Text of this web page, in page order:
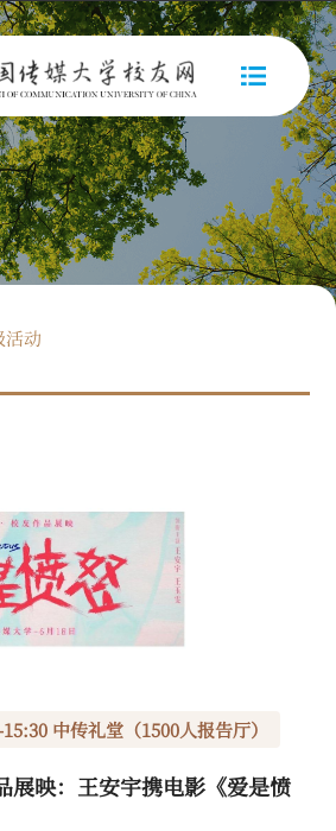
活动
中传礼堂（1500人报告厅）
展映：王安宇携电影《爱是愤